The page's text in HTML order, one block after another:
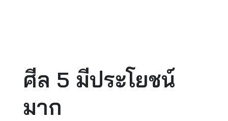
ศีล 5 มีประโยชน์
มาก